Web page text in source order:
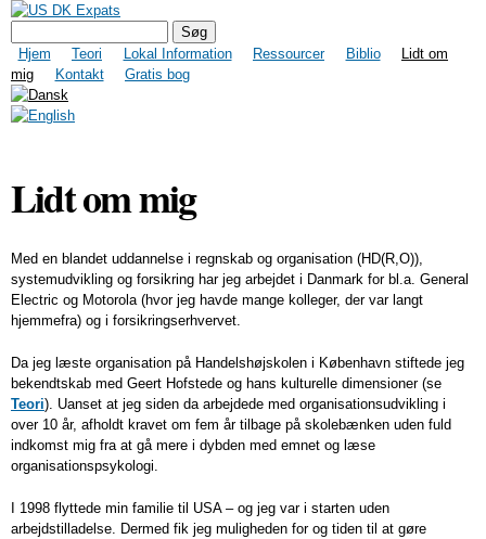
hovedindhold
US DK Expats
Søgefelt
Hovedmenu
Hjem Teori Lokal Information Ressourcer Biblio
Lidt om
mig
Kontakt Gratis bog
Lidt om mig
Med en blandet uddannelse i regnskab og organisation (HD(R,O)),
systemudvikling og forsikring har jeg arbejdet i Danmark for bl.a. General
Electric og Motorola (hvor jeg havde mange kolleger, der var langt
hjemmefra) og i forsikringserhvervet.
Da jeg læste organisation på Handelshøjskolen i København stiftede jeg
bekendtskab med Geert Hofstede og hans kulturelle dimensioner (se
Teori). Uanset at jeg siden da arbejdede med organisationsudvikling i
over 10 år, afholdt kravet om fem år tilbage på skolebænken uden fuld
indkomst mig fra at gå mere i dybden med emnet og læse
organisationspsykologi.
I 1998 flyttede min familie til USA – og jeg var i starten uden
arbejdstilladelse. Dermed fik jeg muligheden for og tiden til at gøre